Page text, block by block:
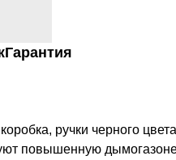
Гарантия
ручки черного
повышенную